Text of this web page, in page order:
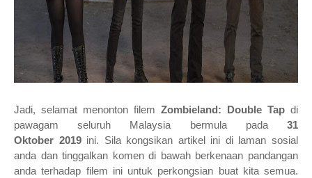
Jadi, selamat menonton filem Zombieland: Double Tap di
pawagam seluruh Malaysia bermula pada31
Oktober 2019 ini. Sila kongsikan artikel ini di laman sosial
anda dan tinggalkan komen di bawah berkenaan pandangan
anda terhadap filem ini untuk perkongsian buat kita semua.